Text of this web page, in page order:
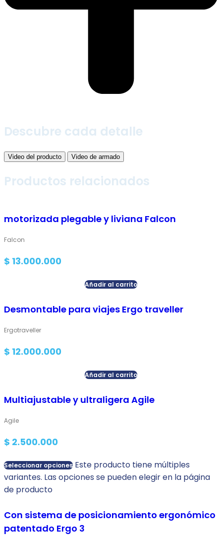
Descubre cada detalle
Video del producto Video de armado
Productos relacionados
motorizada plegable y liviana Falcon
Falcon
$ 13.000.000
Añadir al carrito
Desmontable para viajes Ergo traveller
Ergotraveller
$ 12.000.000
Añadir al carrito
Multiajustable y ultraligera Agile
Agile
$ 2.500.000
Seleccionar opciones Este producto tiene múltiples
variantes. Las opciones se pueden elegir en la página
de producto
Con sistema de posicionamiento ergonómico
patentado Ergo 3